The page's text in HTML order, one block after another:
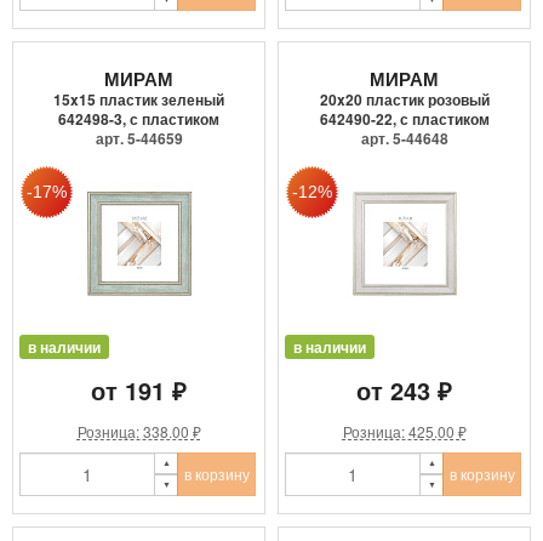
МИРАМ
15x15 пластик зеленый
642498-3, с пластиком
арт. 5-44659
в наличии
от 191 ₽
Розница: 338.00 ₽
в корзину
МИРАМ
20x20 пластик розовый
642490-22, с пластиком
арт. 5-44648
в наличии
от 243 ₽
Розница: 425.00 ₽
в корзину